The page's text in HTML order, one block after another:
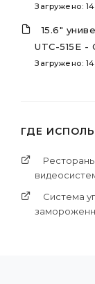
Загружено:
15.6"
UTC-515E -
Загружено:
ГДЕ
Система